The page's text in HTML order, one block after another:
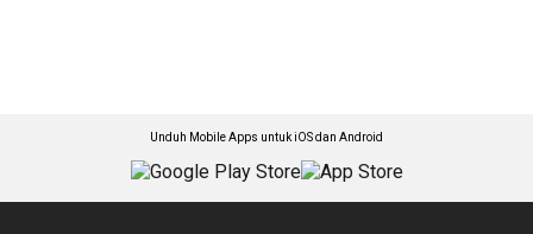
Unduh Mobile Apps untuk iOS dan Android